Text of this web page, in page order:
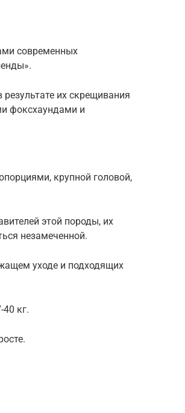
современных
их скрещивания
фоксхаундами и
крупной головой,
этой породы, их
незамеченной.
уходе и подходящих
кг.